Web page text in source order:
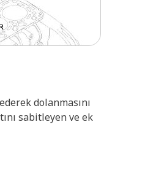
dolanmasını
sabitleyen ve ek